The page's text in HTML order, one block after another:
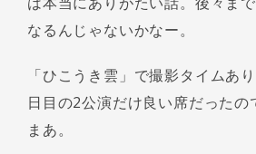
なるんじゃないかなー。
「ひこうき雲」で撮影タイムあ
日目の2公演だけ良い席だったの
まあ。